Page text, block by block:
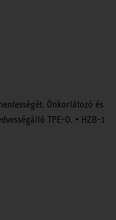
Önkorlátozó és
TPE-O. • HZB-1